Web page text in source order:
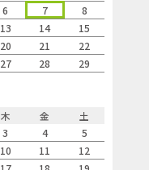
6 7
8
13 14
15
20 21
22
27 28
29
木 金
土
3 4
5
10 11
12